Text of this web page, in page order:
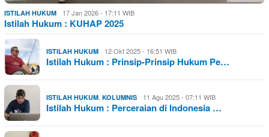
ISTILAH HUKUM 17 Jan 2026 - 17:11 WIB
Istilah Hukum : KUHAP 2025
ISTILAH HUKUM 12 Okt 2025 - 16:51 WIB
Istilah Hukum : Prinsip-Prinsip Hukum Pe…
ISTILAH HUKUM, KOLUMNIS 11 Agu 2025 - 07:11 WIB
Istilah Hukum : Perceraian di Indonesia …